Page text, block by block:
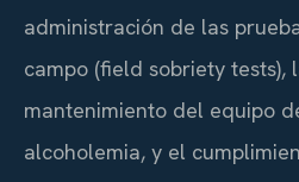
administración de las
campo (field sobriety tests),
mantenimiento del equipo
alcoholemia, y el